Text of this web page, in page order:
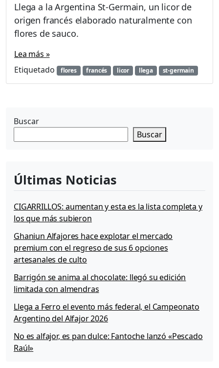
Llega a la Argentina St-Germain, un licor de
origen francés elaborado naturalmente con
flores de sauco.
Lea más »
Etiquetado
flores francés licor llega st-germain
Buscar
Buscar
Últimas Noticias
CIGARRILLOS: aumentan y esta es la lista completa y
los que más subieron
Ghaniun Alfajores hace explotar el mercado
premium con el regreso de sus 6 opciones
artesanales de culto
Barrigón se anima al chocolate: llegó su edición
limitada con almendras
Llega a Ferro el evento más federal, el Campeonato
Argentino del Alfajor 2026
No es alfajor, es pan dulce: Fantoche lanzó «Pescado
Raúl»